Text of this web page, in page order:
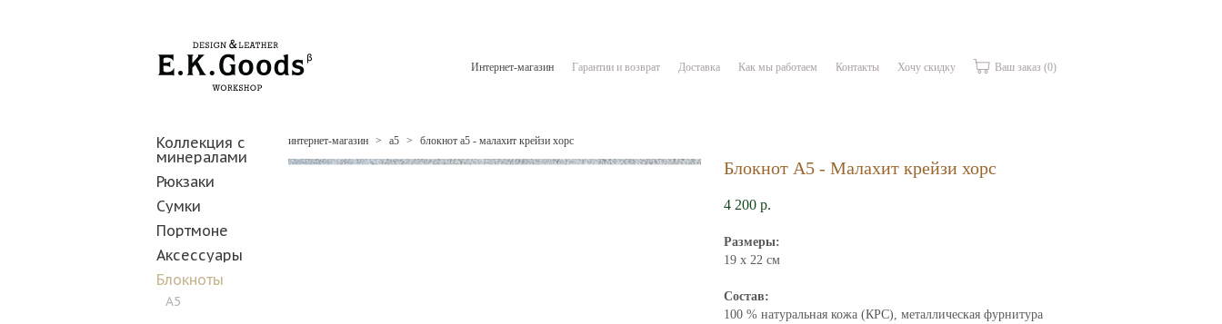
Интернет-магазин Гарантии и возврат Доставка Как мы работаем Контакты Хочу скидку Ваш заказ (0)
Коллекция с
минералами
Рюкзаки
Сумки
Портмоне
Аксессуары
Блокноты
А5
интернет-магазин > а5 > блокнот а5 - малахит крейзи хорс
Блокнот А5 - Малахит крейзи хорс
4 200 p.
Размеры:
19 х 22 см
Состав:
100 % натуральная кожа (КРС), металлическая фурнитура